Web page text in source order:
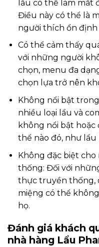
lẩu có thể làm mất
Điều này có thể là
người thích ổn
Có thể cảm thấy
với những người
chọn, menu đa
chọn lựa trở nên
Không nổi bật
nhiều loại lẩu và
không nổi bật
thể nào đó, như lẩu
Không đặc biệt
thống: Đối với
thực truyền thống,
miệng có thể
họ.
Đánh giá khách
nhà hàng Lẩu